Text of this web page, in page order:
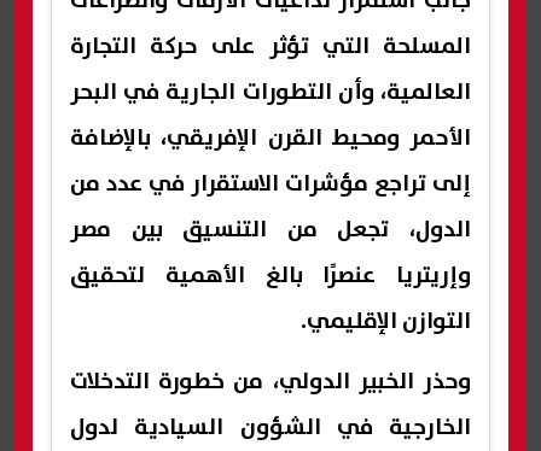
المسلحة التي تؤثر على حركة التجارة
العالمية، وأن التطورات الجارية في البحر
الأحمر ومحيط القرن الإفريقي، بالإضافة
إلى تراجع مؤشرات الاستقرار في عدد من
الدول، تجعل من التنسيق بين مصر
وإريتريا عنصرًا بالغ الأهمية لتحقيق
التوازن الإقليمي.
وحذر الخبير الدولي، من خطورة التدخلات
الخارجية في الشؤون السيادية لدول